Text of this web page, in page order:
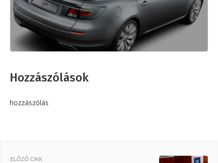
Hozzászólások
hozzászólás
ELŐZŐ CIKK